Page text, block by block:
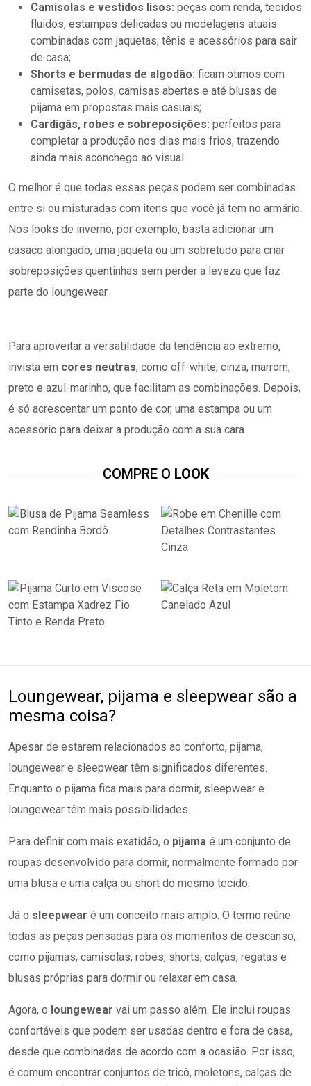
Camisolas e vestidos lisos: peças com renda, tecidos
fluidos, estampas delicadas ou modelagens atuais
combinadas com jaquetas, tênis e acessórios para sair
de casa;
Shorts e bermudas de algodão: ficam ótimos com
camisetas, polos, camisas abertas e até blusas de
pijama em propostas mais casuais;
Cardigãs, robes e sobreposições: perfeitos para
completar a produção nos dias mais frios, trazendo
ainda mais aconchego ao visual.
O melhor é que todas essas peças podem ser combinadas
entre si ou misturadas com itens que você já tem no armário.
Nos looks de inverno, por exemplo, basta adicionar um
casaco alongado, uma jaqueta ou um sobretudo para criar
sobreposições quentinhas sem perder a leveza que faz
parte do loungewear.
Para aproveitar a versatilidade da tendência ao extremo,
invista em cores neutras, como off-white, cinza, marrom,
preto e azul-marinho, que facilitam as combinações. Depois,
é só acrescentar um ponto de cor, uma estampa ou um
acessório para deixar a produção com a sua cara
COMPRE O LOOK
Loungewear, pijama e sleepwear são a
mesma coisa?
Apesar de estarem relacionados ao conforto, pijama,
loungewear e sleepwear têm significados diferentes.
Enquanto o pijama fica mais para dormir, sleepwear e
loungewear têm mais possibilidades.
Para definir com mais exatidão, o pijama é um conjunto de
roupas desenvolvido para dormir, normalmente formado por
uma blusa e uma calça ou short do mesmo tecido.
Já o sleepwear é um conceito mais amplo. O termo reúne
todas as peças pensadas para os momentos de descanso,
como pijamas, camisolas, robes, shorts, calças, regatas e
blusas próprias para dormir ou relaxar em casa.
Agora, o loungewear vai um passo além. Ele inclui roupas
confortáveis que podem ser usadas dentro e fora de casa,
desde que combinadas de acordo com a ocasião. Por isso,
é comum encontrar conjuntos de tricô, moletons, calças de